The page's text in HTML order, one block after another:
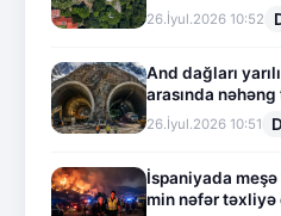
26.İyul.2026 10:52
And dağları
arasında
26.İyul.2026 10:51
İspaniyada meşə
min nəfər təxliyə